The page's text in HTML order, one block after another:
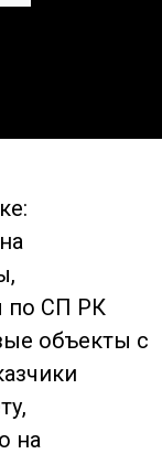
по СП РК
объекты с
на